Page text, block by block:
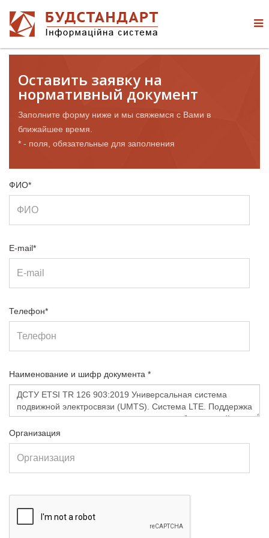
Оставить заявку на
нормативный документ
Заполните форму ниже и мы свяжемся с Вами в
ближайшее время.
* - поля, обязательные для заполнения
ФИО*
E-mail*
Телефон*
Наименование и шифр документа *
Организация